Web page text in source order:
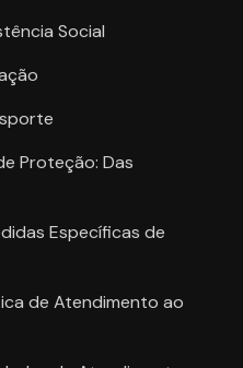
Social
Proteção: Das
Específicas de
de Atendimento ao